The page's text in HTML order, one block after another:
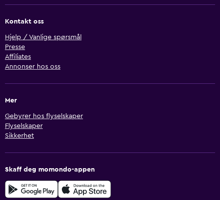
Kontakt oss
Hjelp / Vanlige spørsmål
Presse
Affiliates
Annonser hos oss
Mer
Gebyrer hos flyselskaper
Flyselskaper
Sikkerhet
Skaff deg momondo-appen